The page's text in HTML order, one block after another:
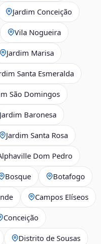
Jardim Conceição
Vila Nogueira
Jardim Marisa
Santa Esmeralda
São Domingos
Jardim Baronesa
Jardim Santa Rosa
Dom Pedro
Bosque Botafogo
Campos Elíseos
Conceição
Distrito de Sousas